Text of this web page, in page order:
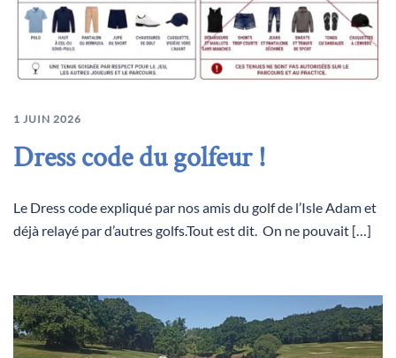
1 JUIN 2026
Dress code du golfeur !
Le Dress code expliqué par nos amis du golf de l’Isle Adam et
déjà relayé par d’autres golfs.Tout est dit. On ne pouvait […]